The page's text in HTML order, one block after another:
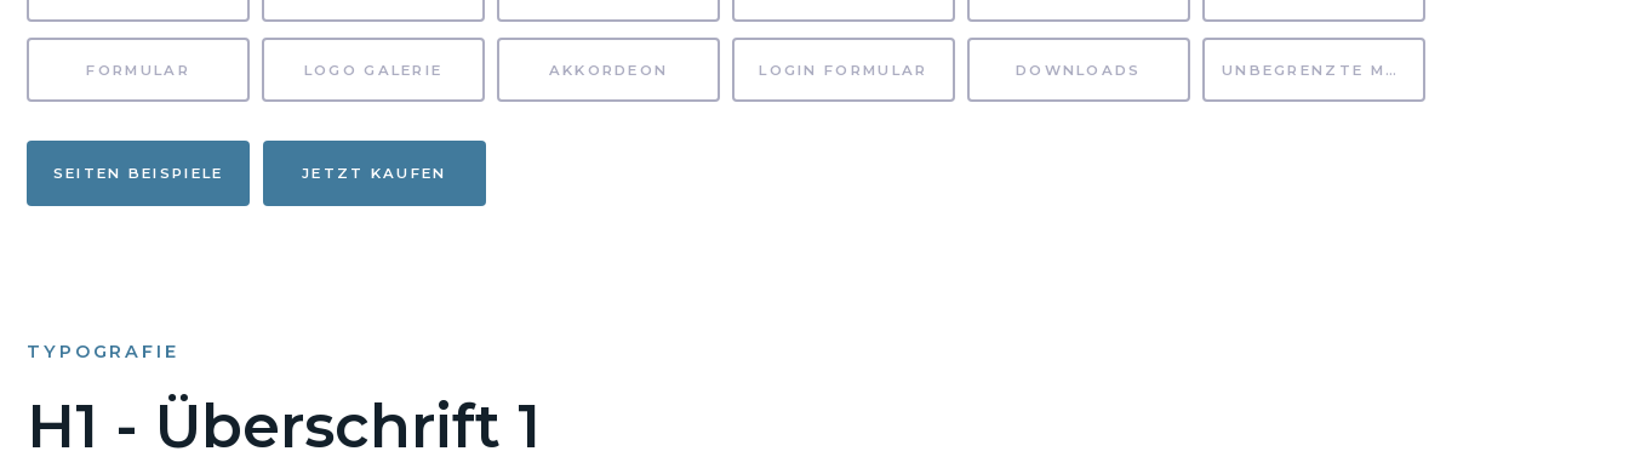
FORMULAR LOGO GALERIE AKKORDEON LOGIN FORMULAR DOWNLOADS UNBEGRENZTE MÖGLICHKEITEN
SEITEN BEISPIELE JETZT KAUFEN
TYPOGRAFIE
H1 - Überschrift 1